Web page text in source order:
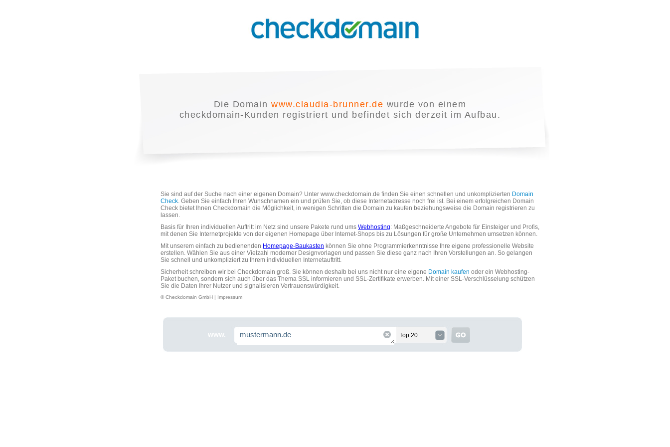
Die Domainwww.claudia-brunner.de wurde von einem
checkdomain-Kunden registriert und befindet sich derzeit im Aufbau.
Sie sind auf der Suche nach einer eigenen Domain? Unter www.checkdomain.de finden Sie einen schnellen und unkomplizierten Domain
Check. Geben Sie einfach Ihren Wunschnamen ein und prüfen Sie, ob diese Internetadresse noch frei ist. Bei einem erfolgreichen Domain
Check bietet Ihnen Checkdomain die Möglichkeit, in wenigen Schritten die Domain zu kaufen beziehungsweise die Domain registrieren zu
lassen.
Basis für Ihren individuellen Auftritt im Netz sind unsere Pakete rund ums Webhosting: Maßgeschneiderte Angebote für Einsteiger und Profis,
mit denen Sie Internetprojekte von der eigenen Homepage über Internet-Shops bis zu Lösungen für große Unternehmen umsetzen können.
Mit unserem einfach zu bedienenden Homepage-Baukasten können Sie ohne Programmierkenntnisse Ihre eigene professionelle Website
erstellen. Wählen Sie aus einer Vielzahl moderner Designvorlagen und passen Sie diese ganz nach Ihren Vorstellungen an. So gelangen
Sie schnell und unkompliziert zu Ihrem individuellen Internetauftritt.
Sicherheit schreiben wir bei Checkdomain groß. Sie können deshalb bei uns nicht nur eine eigene Domain kaufen oder ein Webhosting-
Paket buchen, sondern sich auch über das Thema SSL informieren und SSL-Zertifikate erwerben. Mit einer SSL-Verschlüsselung schützen
Sie die Daten Ihrer Nutzer und signalisieren Vertrauenswürdigkeit.
© Checkdomain GmbH | Impressum
www. Top 20